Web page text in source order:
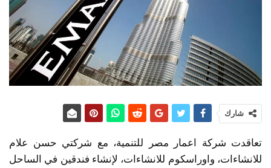
شارك
تعاقدت شركة اعمار مصر للتنمية، مع شركتي حسن علام
للانشاءات، واوراسكوم للانشاءات، لإنشاء فندقين في الساحل